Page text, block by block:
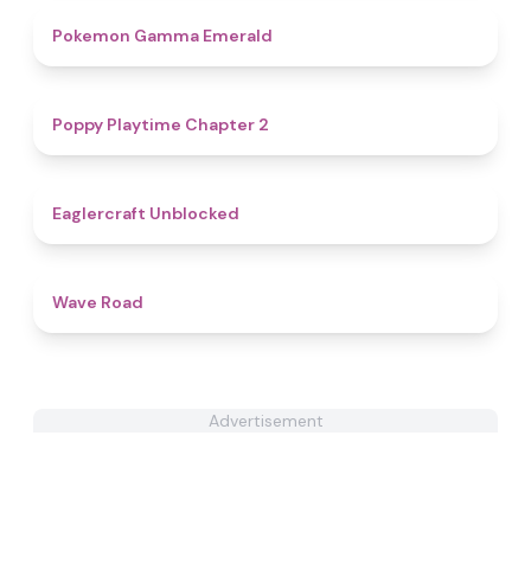
Pokemon Gamma Emerald
Poppy Playtime Chapter 2
Eaglercraft Unblocked
Wave Road
Advertisement